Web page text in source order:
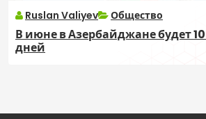
Ruslan Valiyev Общество
В июне в Азербайджане будет
дней